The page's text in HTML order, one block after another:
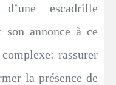
escadrille
son annonce à ce
rassurer
la présence de